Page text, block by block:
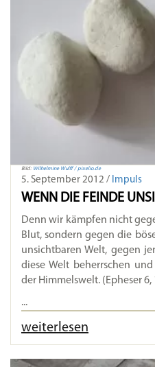
Bild: Wilhelmine Wulff / pixelio.de
5. September 2012 / Impuls
WENN DIE FEINDE
Denn wir kämpfen nicht
Blut, sondern gegen die
unsichtbaren Welt, gegen
diese Welt beherrschen
der Himmelswelt. (Epheser 6,
...
weiterlesen